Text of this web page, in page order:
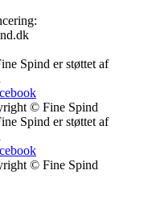
Spind er støttet af
© Fine Spind
Spind er støttet af
© Fine Spind